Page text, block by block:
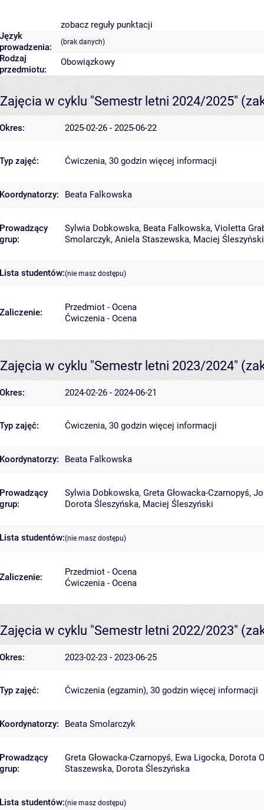
zobacz reguły punktacji
Język
prowadzenia:
(brak danych)
Rodzaj
przedmiotu:
Obowiązkowy
Zajęcia w cyklu "Semestr letni 2024/2025"
Okres: 2025-02-26 - 2025-06-22
Typ zajęć: Ćwiczenia, 30 godzin więcej informacji
Koordynatorzy: Beata Falkowska
Prowadzący
grup:
Sylwia Dobkowska, Beata Falkowska, Violetta
Smolarczyk, Aniela Staszewska, Maciej Śleszyński
Lista studentów:(nie masz dostępu)
Zaliczenie:
Przedmiot - Ocena
Ćwiczenia - Ocena
Zajęcia w cyklu "Semestr letni 2023/2024"
Okres: 2024-02-26 - 2024-06-21
Typ zajęć: Ćwiczenia, 30 godzin więcej informacji
Koordynatorzy: Beata Falkowska
Prowadzący
grup:
Sylwia Dobkowska, Greta Głowacka-Czarnopyś,
Dorota Śleszyńska, Maciej Śleszyński
Lista studentów:(nie masz dostępu)
Zaliczenie:
Przedmiot - Ocena
Ćwiczenia - Ocena
Zajęcia w cyklu "Semestr letni 2022/2023"
Okres: 2023-02-23 - 2023-06-25
Typ zajęć: Ćwiczenia (egzamin), 30 godzin więcej informacji
Koordynatorzy: Beata Smolarczyk
Prowadzący
grup:
Greta Głowacka-Czarnopyś, Ewa Ligocka, Dorota
Staszewska, Dorota Śleszyńska
Lista studentów:(nie masz dostępu)